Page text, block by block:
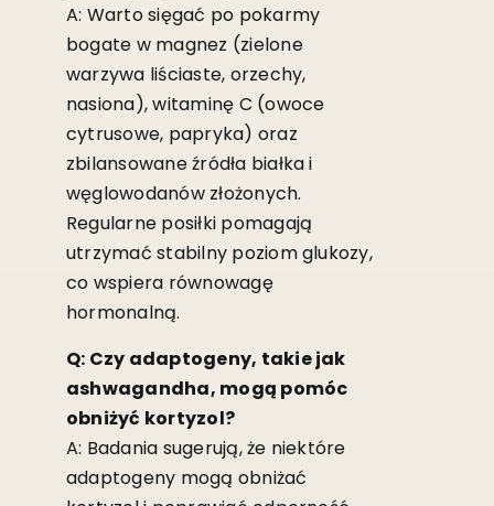
A: Warto sięgać po pokarmy
bogate w magnez (zielone
warzywa liściaste, orzechy,
nasiona), witaminę C (owoce
cytrusowe, papryka) oraz
zbilansowane źródła białka i
węglowodanów złożonych.
Regularne posiłki pomagają
utrzymać stabilny poziom glukozy,
co wspiera równowagę
hormonalną.
Q: Czy adaptogeny, takie jak
ashwagandha, mogą pomóc
obniżyć kortyzol?
A: Badania sugerują, że niektóre
adaptogeny mogą obniżać